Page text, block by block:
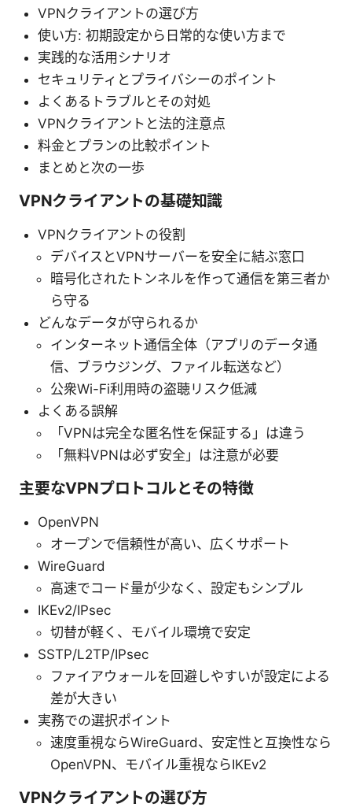
VPNクライアントの選び方
使い方: 初期設定から日常的な使い方まで
実践的な活用シナリオ
セキュリティとプライバシーのポイント
よくあるトラブルとその対処
VPNクライアントと法的注意点
料金とプランの比較ポイント
まとめと次の一歩
VPNクライアントの基礎知識
VPNクライアントの役割
デバイスとVPNサーバーを安全に結ぶ窓口
暗号化されたトンネルを作って通信を第三者か
ら守る
どんなデータが守られるか
インターネット通信全体（アプリのデータ通
信、ブラウジング、ファイル転送など）
公衆Wi-Fi利用時の盗聴リスク低減
よくある誤解
「VPNは完全な匿名性を保証する」は違う
「無料VPNは必ず安全」は注意が必要
主要なVPNプロトコルとその特徴
OpenVPN
オープンで信頼性が高い、広くサポート
WireGuard
高速でコード量が少なく、設定もシンプル
IKEv2/IPsec
切替が軽く、モバイル環境で安定
SSTP/L2TP/IPsec
ファイアウォールを回避しやすいが設定による
差が大きい
実務での選択ポイント
速度重視ならWireGuard、安定性と互換性なら
OpenVPN、モバイル重視ならIKEv2
VPNクライアントの選び方